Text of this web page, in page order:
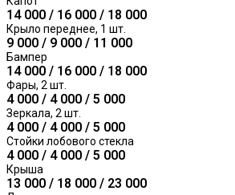
14 000 / 16 000 / 18 000
Крыло переднее, 1 шт.
9 000 / 9 000 / 11 000
Бампер
14 000 / 16 000 / 18 000
Фары, 2 шт.
4 000 / 4 000 / 5 000
Зеркала, 2 шт.
4 000 / 4 000 / 5 000
Стойки лобового стекла
4 000 / 4 000 / 5 000
Крыша
13 000 / 18 000 / 23 000